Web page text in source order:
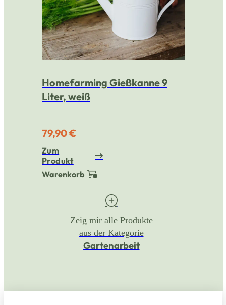
Homefarming Gießkanne 9
Liter, weiß
79,90 €
Zum
Produkt
Warenkorb
Zeig mir alle Produkte
aus der Kategorie
Gartenarbeit